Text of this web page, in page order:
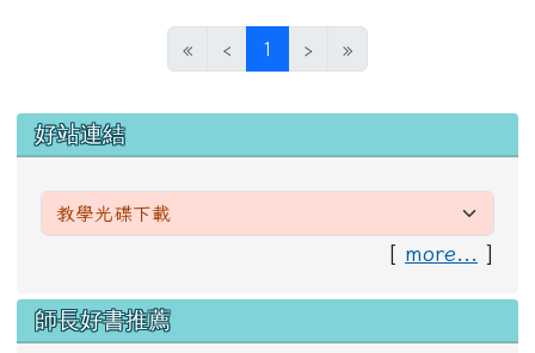
« ‹ 1 (目前頁次)
› »
左邊區域內容
好站連結
[ more... ]
右邊區域內容
師長好書推薦